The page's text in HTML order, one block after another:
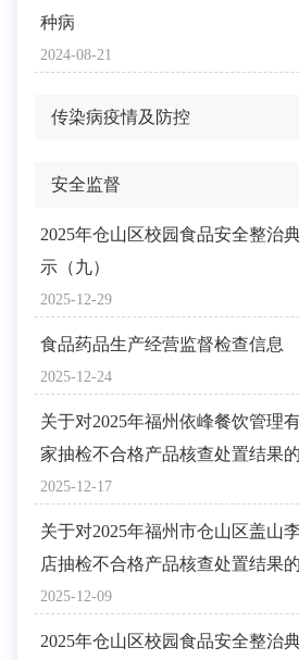
2024-08-21
种病
传染病疫情及防控
安全监督
2025-12-29
2025年仓山区校园食品安全整治
示（九）
2025-12-24
食品药品生产经营监督检查信息
2025-12-17
关于对2025年福州依峰餐饮管理
家抽检不合格产品核查处置结果
2025-12-09
关于对2025年福州市仓山区盖山
店抽检不合格产品核查处置结果
2025年仓山区校园食品安全整治